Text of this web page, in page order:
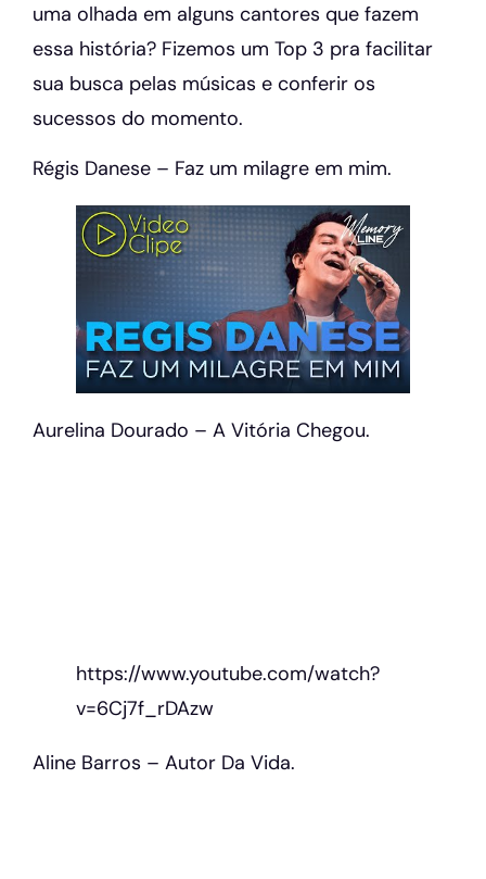
uma olhada em alguns cantores que fazem
essa história? Fizemos um Top 3 pra facilitar
sua busca pelas músicas e conferir os
sucessos do momento.
Régis Danese – Faz um milagre em mim.
Aurelina Dourado – A Vitória Chegou.
https://www.youtube.com/watch?
v=6Cj7f_rDAzw
Aline Barros – Autor Da Vida.